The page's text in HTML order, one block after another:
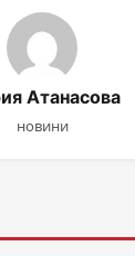
Атанасова
новини